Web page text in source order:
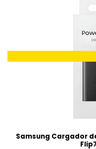
Samsung Cargador